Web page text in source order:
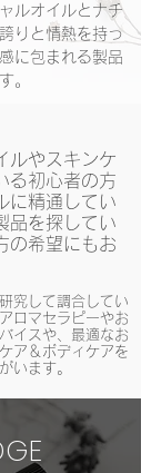
ルオイルとナチ
りと情熱を持っ
に包まれる製品
。
ルやスキンケ
る初心者の方
に精通してい
品を探してい
の希望にもお
究して調合してい
ロマセラピーやお
イスや、最適なお
ア＆ボディケアを
います。